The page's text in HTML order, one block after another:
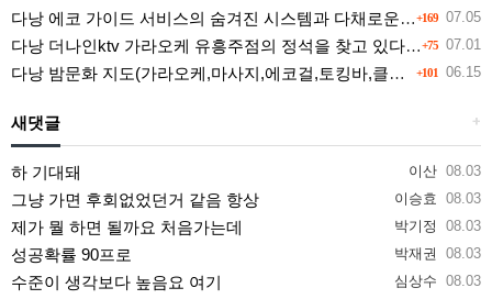
+169 07.05
다낭 에코 가이드 서비스의 숨겨진 시스템과 다채로운 인력 풀의 진실
+75 07.01
다낭 더나인ktv 가라오케 유흥주점의 정석을 찾고 있다면 여기
+101 06.15
다낭 밤문화 지도(가라오케,마사지,에코걸,토킹바,클럽) 유흥별 가격 및 후기공유
+
새댓글
이산 08.03
하 기대돼
이승효 08.03
그냥 가면 후회없었던거 같음 항상
박기정 08.03
제가 뭘 하면 될까요 처음가는데
박재권 08.03
성공확률 90프로
심상수 08.03
수준이 생각보다 높음요 여기